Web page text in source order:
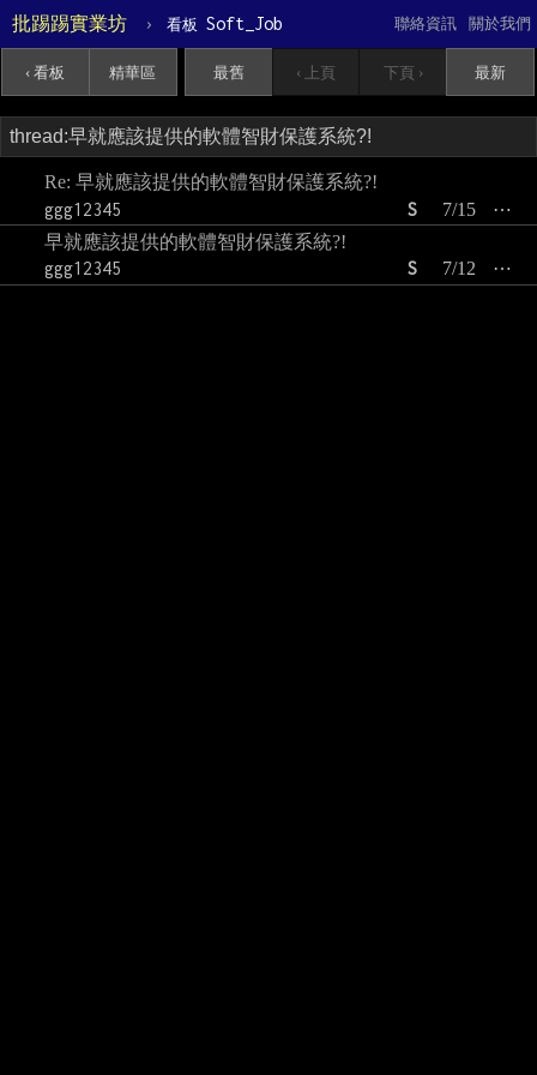
批踢踢實業坊 › 看板 Soft_Job 關於我們
聯絡資訊
‹ 看板 精華區 最舊 ‹ 上頁 下頁 › 最新
Re: 早就應該提供的軟體智財保護系統?!
ggg12345
⋯
7/15
S
早就應該提供的軟體智財保護系統?!
ggg12345
⋯
7/12
S